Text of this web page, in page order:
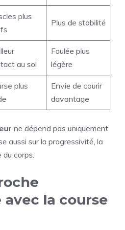
plus
Plus de stabilité
au sol
Foulée plus
légère
plus
Envie de courir
davantage
ne dépend pas uniquement
aussi sur la progressivité, la
corps.
la course